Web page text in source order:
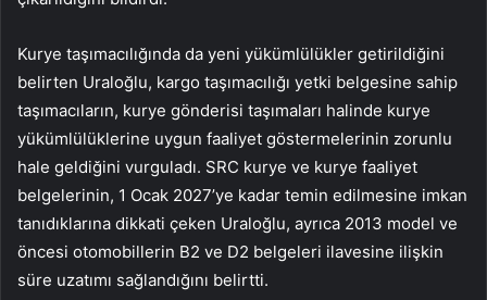
Kurye taşımacılığında da yeni yükümlülükler getirildiğini
belirten Uraloğlu, kargo taşımacılığı yetki belgesine sahip
taşımacıların, kurye gönderisi taşımaları halinde kurye
yükümlülüklerine uygun faaliyet göstermelerinin zorunlu
hale geldiğini vurguladı. SRC kurye ve kurye faaliyet
belgelerinin, 1 Ocak 2027’ye kadar temin edilmesine imkan
tanıdıklarına dikkati çeken Uraloğlu, ayrıca 2013 model ve
öncesi otomobillerin B2 ve D2 belgeleri ilavesine ilişkin
süre uzatımı sağlandığını belirtti.